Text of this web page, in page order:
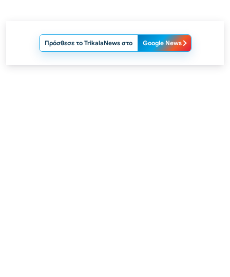
Πρόσθεσε το TrikalaNews στο Google News